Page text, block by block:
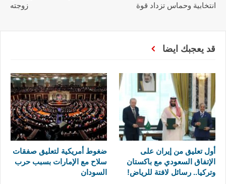
انتخابية وحماس تزداد قوة
زوجته
قد يعجبك ايضا
أول تعليق من إيران على
الإتفاق السعودي مع باكستان
وتركيا.. رسائل لافتة للرياض!
ضغوط أمريكية لتعليق صفقات
سلاح مع الإمارات بسبب حرب
السودان